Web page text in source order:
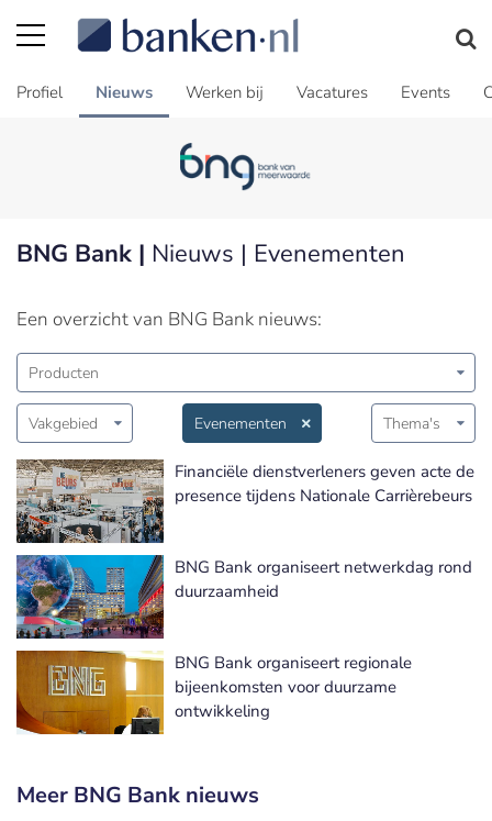
Profiel Nieuws Werken bij Vacatures Events
BNG Bank | Nieuws | Evenementen
Een overzicht van BNG Bank nieuws:
Producten
Vakgebied Evenementen Thema's
Financiële dienstverleners geven acte de
presence tijdens Nationale Carrièrebeurs
BNG Bank organiseert netwerkdag rond
duurzaamheid
BNG Bank organiseert regionale
bijeenkomsten voor duurzame
ontwikkeling
Meer BNG Bank nieuws